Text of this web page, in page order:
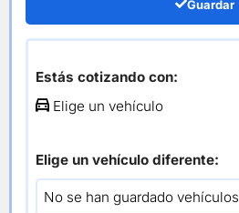
Guardar
Estás cotizando con:
Elige un vehículo
Elige un vehículo diferente:
No se han guardado vehículos
Inicio/ Dirección
Selecciona tu vehículo